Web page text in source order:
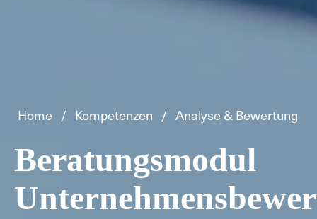
Home Kompetenzen Analyse & Bewertung
Beratungsmodul